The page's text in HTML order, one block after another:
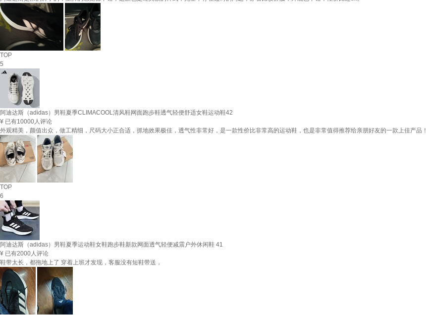
TOP
5
阿迪达斯（adidas）男鞋夏季CLIMACOOL清风鞋网面跑步鞋透气轻便舒适女鞋运动鞋42
¥ 已有10000人评论
外观精美，颜值出众，做工精细，尺码大小正合适，抓地效果极佳，透气性非常好，是一款性价比非常高的运动鞋，也是非常值得推荐给亲朋好友的一款上佳产品！
TOP
6
阿迪达斯（adidas）男鞋夏季运动鞋女鞋跑步鞋新款网面透气轻便减震户外休闲鞋 41
¥ 已有2000人评论
鞋带太长，都拖地上了 穿着上班才发现，客服没有短鞋带送，